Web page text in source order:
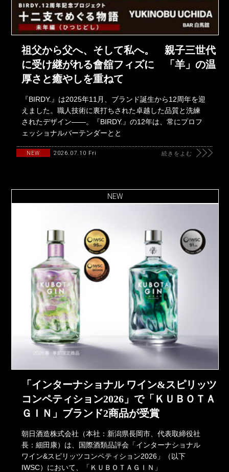
祖父から父へ、そして私へ。 親子三世代
に受け継がれる會舘フィズに 「羊」の温
厚さと癒やしを重ねて
『BIRDY.』は2025年11月、ブランド誕生から12周年を迎
えました。職人技術に裏打ちされた卓越した品質と洗練
されたデザイン――。『BIRDY.』の12年は、常にプロフ
ェッショナルバーテンダーとと
NEW 2026.07.10 Fri 続きをよむ
NEW
「インターナショナル ワイン&スピリッツ
コンペティション2026」で「ＫＵＢＯＴＡ
ＧＩＮ」ブランド2商品が受賞
朝日酒造株式会社（本社：新潟県長岡市、代表取締役社
長：細田康）は、国際酒類品評会「インターナショナル
ワイン&スピリッツコンペティション2026」（以下
IWSC）において、「ＫＵＢＯＴＡＧＩＮ」